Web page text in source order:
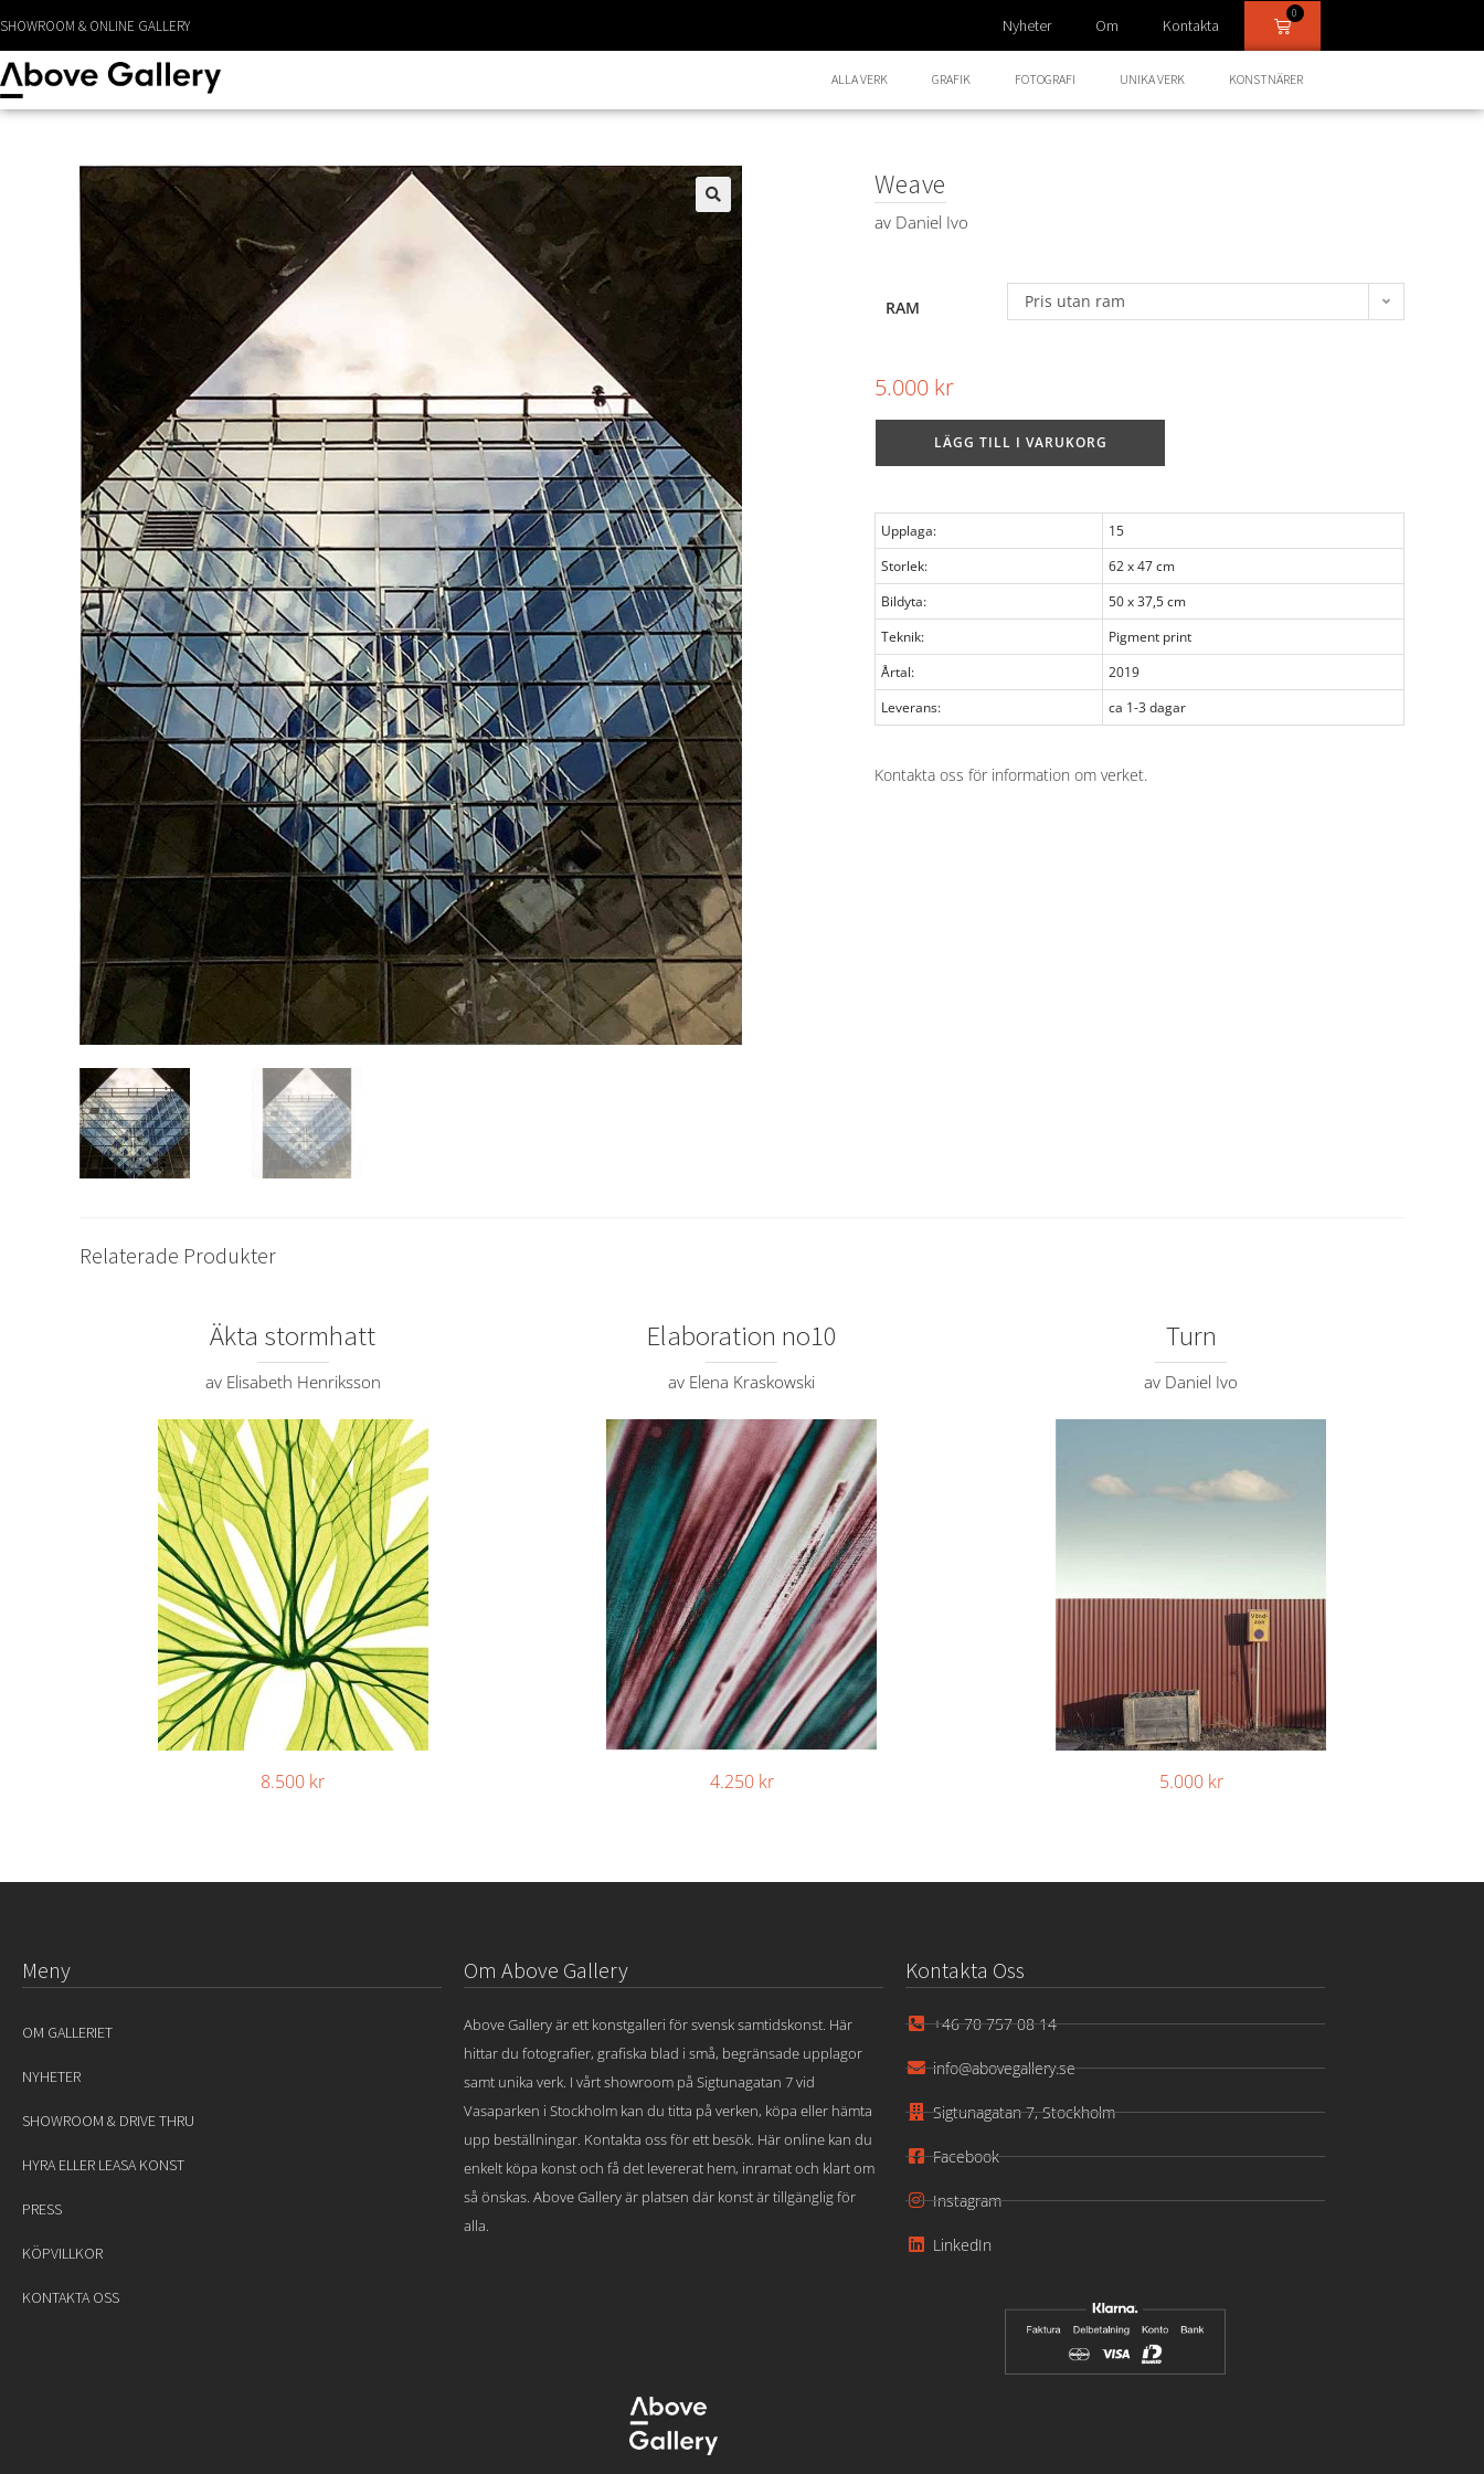
SHOWROOM & ONLINE GALLERY Nyheter Om Kontakta
0
ALLA VERK GRAFIK FOTOGRAFI UNIKA VERK KONSTNÄRER
🔍
Weave
av Daniel Ivo
RAM Pris utan ram
5.000 kr
LÄGG TILL I VARUKORG
Upplaga:
15
Storlek:
62 x 47 cm
Bildyta:
50 x 37,5 cm
Teknik:
Pigment print
Årtal:
2019
Leverans:
ca 1-3 dagar
Kontakta oss för information om verket.
Relaterade Produkter
Äkta stormhatt
av Elisabeth Henriksson
8.500 kr
Elaboration no10
av Elena Kraskowski
4.250 kr
Turn
av Daniel Ivo
5.000 kr
Meny
OM GALLERIET
NYHETER
SHOWROOM & DRIVE THRU
HYRA ELLER LEASA KONST
PRESS
KÖPVILLKOR
KONTAKTA OSS
Om Above Gallery
Above Gallery är ett konstgalleri för svensk samtidskonst. Här
hittar du fotografier, grafiska blad i små, begränsade upplagor
samt unika verk. I vårt showroom på Sigtunagatan 7 vid
Vasaparken i Stockholm kan du titta på verken, köpa eller hämta
upp beställningar. Kontakta oss för ett besök. Här online kan du
enkelt köpa konst och få det levererat hem, inramat och klart om
så önskas. Above Gallery är platsen där konst är tillgänglig för
alla.
Kontakta Oss
+46 70 757 08 14
info@abovegallery.se
Sigtunagatan 7, Stockholm
Facebook
Instagram
LinkedIn